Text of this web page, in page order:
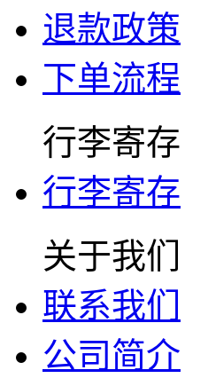
退款政策
下单流程
行李寄存
行李寄存
关于我们
联系我们
公司简介